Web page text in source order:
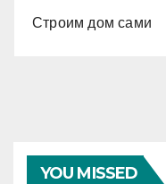
Строим дом сами
YOU MISSED